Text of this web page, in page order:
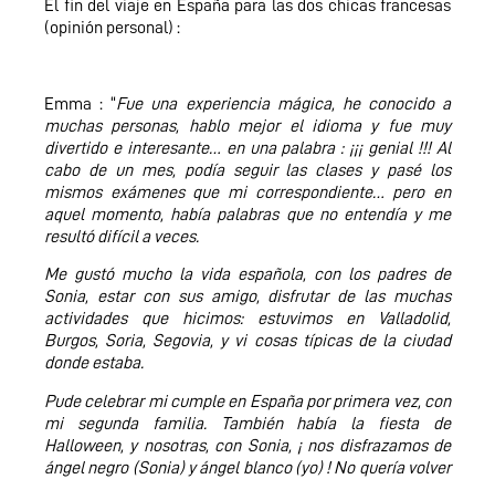
El fin del viaje en España para las dos chicas francesas
(opinión personal) :
Emma : “Fue una experiencia mágica, he conocido a
muchas personas, hablo mejor el idioma y fue muy
divertido e interesante… en una palabra : ¡¡¡ genial !!! Al
cabo de un mes, podía seguir las clases y pasé los
mismos exámenes que mi correspondiente… pero en
aquel momento, había palabras que no entendía y me
resultó difícil a veces.
Me gustó mucho la vida española, con los padres de
Sonia, estar con sus amigo, disfrutar de las muchas
actividades que hicimos: estuvimos en Valladolid,
Burgos, Soria, Segovia, y vi cosas típicas de la ciudad
donde estaba.
Pude celebrar mi cumple en España por primera vez, con
mi segunda familia. También había la fiesta de
Halloween, y nosotras, con Sonia, ¡ nos disfrazamos de
ángel negro (Sonia) y ángel blanco (yo) ! No quería volver